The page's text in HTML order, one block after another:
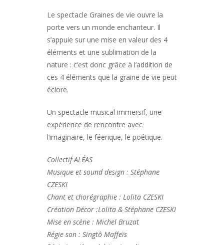
Le spectacle Graines de vie ouvre la
porte vers un monde enchanteur. Il
s’appuie sur une mise en valeur des 4
éléments et une sublimation de la
nature : c’est donc grâce à l’addition de
ces 4 éléments que la graine de vie peut
éclore.
Un spectacle musical immersif, une
expérience de rencontre avec
l’imaginaire, le féerique, le poétique.
Collectif ALÉAS
Musique et sound design : Stéphane
CZESKI
Chant et chorégraphie : Lolita CZESKI
Création Décor :Lolita & Stéphane CZESKI
Mise en scène : Michel Bruzat
Régie son : Singtô Maffeïs